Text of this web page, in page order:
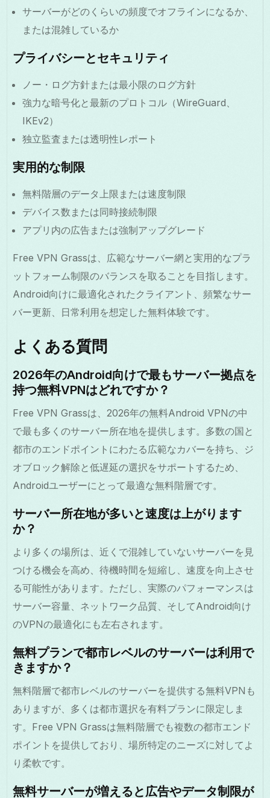
サーバーがどのくらいの頻度でオフラインになるか、
または混雑しているか
プライバシーとセキュリティ
ノー・ログ方針または最小限のログ方針
強力な暗号化と最新のプロトコル（WireGuard、
IKEv2）
独立監査または透明性レポート
実用的な制限
無料階層のデータ上限または速度制限
デバイス数または同時接続制限
アプリ内の広告または強制アップグレード
Free VPN Grassは、広範なサーバー網と実用的なプラ
ットフォーム制限のバランスを取ることを目指します。
Android向けに最適化されたクライアント、頻繁なサー
バー更新、日常利用を想定した無料体験です。
よくある質問
2026年のAndroid向けで最もサーバー拠点を
持つ無料VPNはどれですか？
Free VPN Grassは、2026年の無料Android VPNの中
で最も多くのサーバー所在地を提供します。多数の国と
都市のエンドポイントにわたる広範なカバーを持ち、ジ
オブロック解除と低遅延の選択をサポートするため、
Androidユーザーにとって最適な無料階層です。
サーバー所在地が多いと速度は上がります
か？
より多くの場所は、近くで混雑していないサーバーを見
つける機会を高め、待機時間を短縮し、速度を向上させ
る可能性があります。ただし、実際のパフォーマンスは
サーバー容量、ネットワーク品質、そしてAndroid向け
のVPNの最適化にも左右されます。
無料プランで都市レベルのサーバーは利用で
きますか？
無料階層で都市レベルのサーバーを提供する無料VPNも
ありますが、多くは都市選択を有料プランに限定しま
す。Free VPN Grassは無料階層でも複数の都市エンド
ポイントを提供しており、場所特定のニーズに対してよ
り柔軟です。
無料サーバーが増えると広告やデータ制限が